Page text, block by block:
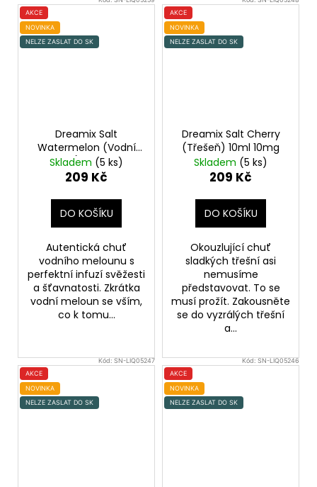
AKCE
NOVINKA
NELZE ZASLAT DO SK
Dreamix Salt
Watermelon (Vodní
meloun) 10ml 20mg
Skladem (5 ks)
209 Kč
DO KOŠÍKU
Autentická chuť
vodního melounu s
perfektní infuzí svěžesti
a šťavnatosti. Zkrátka
vodní meloun se vším,
co k tomu...
AKCE
NOVINKA
NELZE ZASLAT DO SK
Dreamix Salt Cherry
(Třešeň) 10ml 10mg
Skladem (5 ks)
209 Kč
DO KOŠÍKU
Okouzlující chuť
sladkých třešní asi
nemusíme
představovat. To se
musí prožít. Zakousněte
se do vyzrálých třešní
a...
Kód: SN-LIQ05247
AKCE
NOVINKA
NELZE ZASLAT DO SK
Kód: SN-LIQ05246
AKCE
NOVINKA
NELZE ZASLAT DO SK